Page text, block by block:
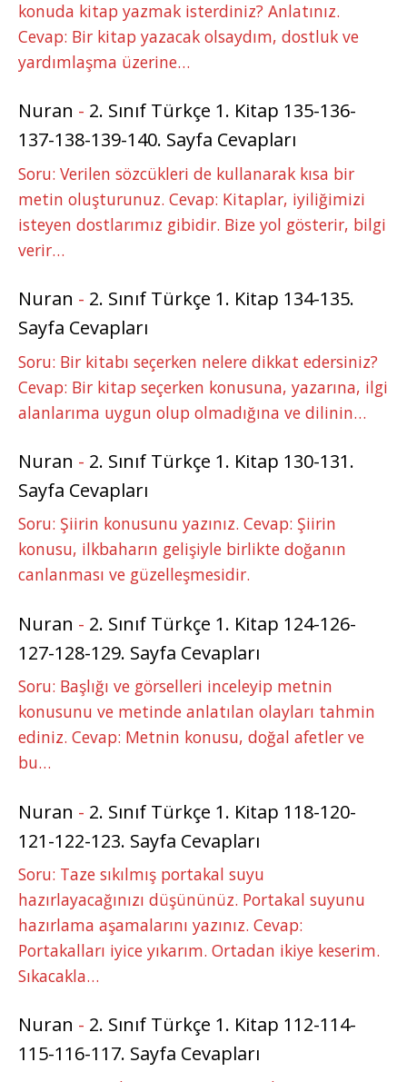
konuda kitap yazmak isterdiniz? Anlatınız.
Cevap: Bir kitap yazacak olsaydım, dostluk ve
yardımlaşma üzerine…
Nuran - 2. Sınıf Türkçe 1. Kitap 135-136-
137-138-139-140. Sayfa Cevapları
Soru: Verilen sözcükleri de kullanarak kısa bir
metin oluşturunuz. Cevap: Kitaplar, iyiliğimizi
isteyen dostlarımız gibidir. Bize yol gösterir, bilgi
verir…
Nuran - 2. Sınıf Türkçe 1. Kitap 134-135.
Sayfa Cevapları
Soru: Bir kitabı seçerken nelere dikkat edersiniz?
Cevap: Bir kitap seçerken konusuna, yazarına, ilgi
alanlarıma uygun olup olmadığına ve dilinin…
Nuran - 2. Sınıf Türkçe 1. Kitap 130-131.
Sayfa Cevapları
Soru: Şiirin konusunu yazınız. Cevap: Şiirin
konusu, ilkbaharın gelişiyle birlikte doğanın
canlanması ve güzelleşmesidir.
Nuran - 2. Sınıf Türkçe 1. Kitap 124-126-
127-128-129. Sayfa Cevapları
Soru: Başlığı ve görselleri inceleyip metnin
konusunu ve metinde anlatılan olayları tahmin
ediniz. Cevap: Metnin konusu, doğal afetler ve
bu…
Nuran - 2. Sınıf Türkçe 1. Kitap 118-120-
121-122-123. Sayfa Cevapları
Soru: Taze sıkılmış portakal suyu
hazırlayacağınızı düşününüz. Portakal suyunu
hazırlama aşamalarını yazınız. Cevap:
Portakalları iyice yıkarım. Ortadan ikiye keserim.
Sıkacakla…
Nuran - 2. Sınıf Türkçe 1. Kitap 112-114-
115-116-117. Sayfa Cevapları